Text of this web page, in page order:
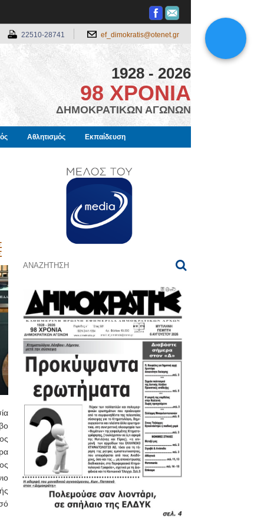
22510-28741 ef_dimokratis@otenet.gr
1928 - 2026
98 ΧΡΟΝΙΑ
ΔΗΜΟΚΡΑΤΙΚΩΝ ΑΓΩΝΩΝ
Αθλητισμός Εκπαίδευση